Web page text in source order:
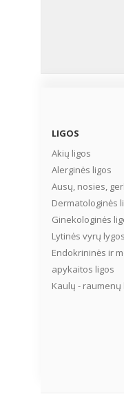
LIGOS
Akių ligos
Alerginės ligos
Ausų, nosies,
Dermatologinės
Ginekologinės
Lytinės vyrų lygos
Endokrininės ir
apykaitos ligos
Kaulų - raumenų